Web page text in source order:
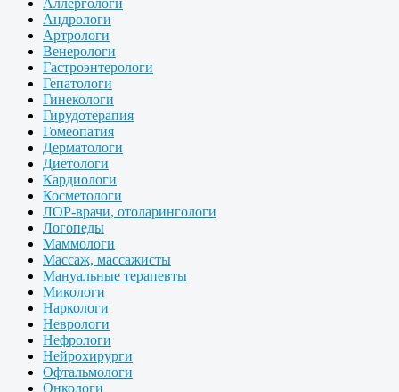
Аллергологи
Андрологи
Артрологи
Венерологи
Гастроэнтерологи
Гепатологи
Гинекологи
Гирудотерапия
Гомеопатия
Дерматологи
Диетологи
Кардиологи
Косметологи
ЛОР-врачи, отоларингологи
Логопеды
Маммологи
Массаж, массажисты
Мануальные терапевты
Микологи
Наркологи
Неврологи
Нефрологи
Нейрохирурги
Офтальмологи
Онкологи